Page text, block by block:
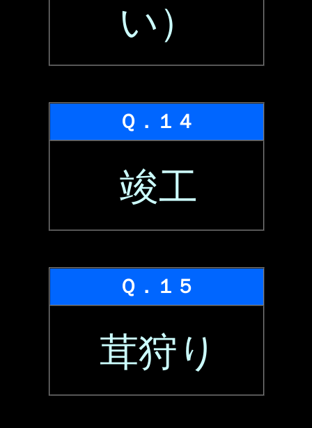
い）
Ｑ．１４
竣工
Ｑ．１５
茸狩り